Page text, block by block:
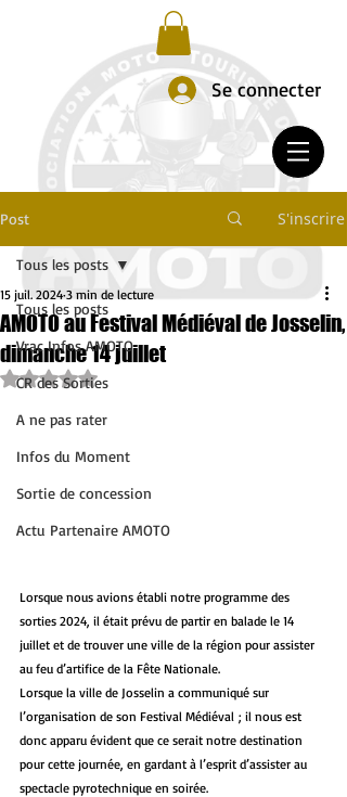
Se connecter
Post S'inscrire
Tous les posts
Vrac Infos AMOTO
CR des Sorties
A ne pas rater
Infos du Moment
Sortie de concession
Actu Partenaire AMOTO
Tous les posts
AMOTO au Festival Médiéval de Josselin,
dimanche 14 juillet
15 juil. 2024 3 min de lecture
Noté NaN étoiles sur 5.
Lorsque nous avions établi notre programme des
sorties 2024, il était prévu de partir en balade le 14
juillet et de trouver une ville de la région pour assister
au feu d’artifice de la Fête Nationale.
Lorsque la ville de Josselin a communiqué sur
l’organisation de son Festival Médiéval ; il nous est
donc apparu évident que ce serait notre destination
pour cette journée, en gardant à l’esprit d’assister au
spectacle pyrotechnique en soirée.